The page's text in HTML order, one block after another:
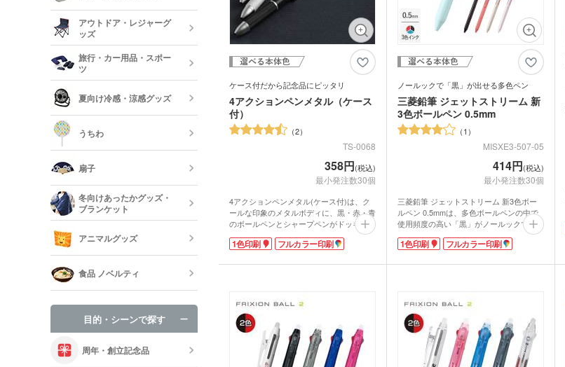
ケース付だから記念品にピッタリ
4アクションペンメタル（ケース
付）
2
TS-0068
358円(税込)
最小発注数30個
4アクションペンメタル(ケース付)は、ク
ールな印象のメタルボディに、黒・赤・青
のボールペンとシャープペンがドッキン
グ。1本で4本の機能を備えた、便利なマ
ルチペンです。ノックの部分の使いたいカ
たい色がでてくる構造です。
刷も可能です。企業の周年記念品や展示会
来場のプレゼント品など、販促用に人気が
あります。本体色も選べ、小ロットでの注
文もお受けしております。
1色印刷 フルカラー印刷
ノールックで「黒」が出せる多色ペン
三菱鉛筆 ジェットストリーム 新
3色ボールペン 0.5mm
1
MISXE3-507-05
414円(税込)
最小発注数30個
三菱鉛筆 ジェットストリーム 新3色ボー
ルペン 0.5mmは、多色ボールペンの中で
使用頻度の高い「黒」がノールックで出せ
る親切設計。後端ノックでサッと繰り出せ
ます。
ル」も搭載。チューブを薄くしてリフィル
インクだけすぐ無くなる悩みを解消する優
れもの。
側面に1色かフルカラーで名入れできま
す。普段使いできる人気のジェットストリ
ームボールペンは宣伝効果抜群!説明会な
どのイベント用ノベルティにおすすめで
1色印刷 フルカラー印刷
短納期キッチングッズ
ティッシュ・ボックスティ
ッシュ
掃除・洗濯グッズ
収納グッズ ドライバー・工具
靴べら・バッグハンガー他
美容・コスメ 健康グッズ
コスメポーチ マスクケース
マスク(既製品)
メディカル・エチケットグ
ッズ
名入れマスク(オリジナル印
刷)
ハンド・除菌関連グッズ
アウトドア・レジャーグ
ッズ
アウトドア 食器・調理器具
レジャーシート・折りたた
みチェア
レジャーバッグ マルチツール・双眼鏡他
旅行・カー用品・スポー
ツ
カー用品
夏向け冷感・涼感グッズ
保冷剤・冷却パック・氷の
ハンディファン・ハンディ
うちわ
オリジナルうちわ ノベルティうちわ
扇子
既製品扇子（名入れ扇子）
冬向けあったかグッズ・
ブランケット
手袋・ネックウォーマー他
アニマルグッズ
食品 ノベルティ
オリジナルお菓子
食料品・調味料（グルメギ
フト・既製品）
目的・シーンで探す
周年・創立記念品